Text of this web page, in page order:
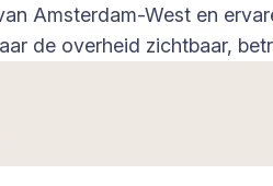
Amsterdam-West en
de overheid zichtbaar,